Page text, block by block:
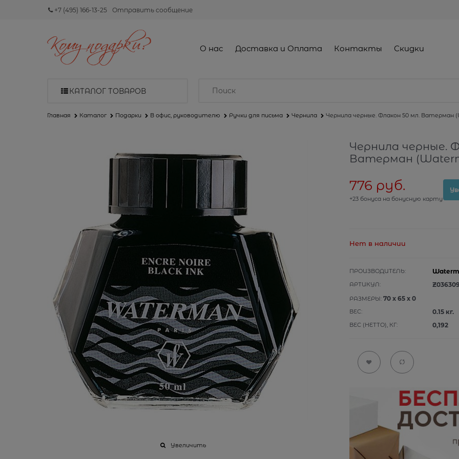
+7 (495) 166-13-25 Отправить сообщение
О нас Доставка и Оплата Контакты Скидки
КАТАЛОГ ТОВАРОВ
Главная Каталог Подарки В офис, руководителю Ручки для письма Чернила Чернила черные. Флакон 50 мл. Ватерман
Увеличить
Чернила черные.
Ватерман
776 руб.
+23 бонуса на бонусную карту
Нет в наличии
ПРОИЗВОДИТЕЛЬ:
АРТИКУЛ:
РАЗМЕРЫ: 70 x 65 x 0
ВЕС: 0.15кг.
ВЕС (НЕТТО), КГ: 0,192